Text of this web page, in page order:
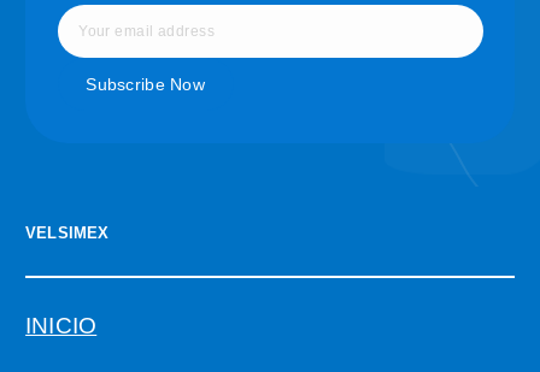
VELSIMEX
INICIO